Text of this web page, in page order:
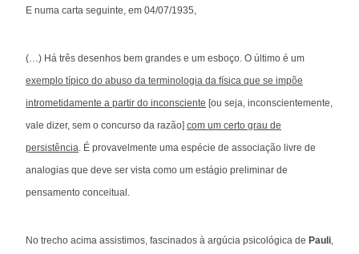
E numa carta seguinte, em 04/07/1935,
(…) Há três desenhos bem grandes e um esboço. O último é um
exemplo típico do abuso da terminologia da física que se impõe
intrometidamente a partir do inconsciente [ou seja, inconscientemente,
vale dizer, sem o concurso da razão] com um certo grau de
persistência. É provavelmente uma espécie de associação livre de
analogias que deve ser vista como um estágio preliminar de
pensamento conceitual.
No trecho acima assistimos, fascinados à argúcia psicológica de Pauli,